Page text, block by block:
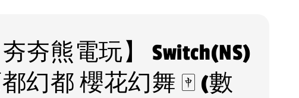
夯夯熊電玩】 Switch(NS)
幻都 櫻花幻舞 🀄 (數